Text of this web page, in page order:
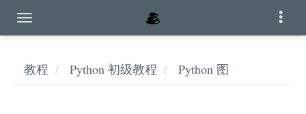
教程 Python 初级教程 Python 图